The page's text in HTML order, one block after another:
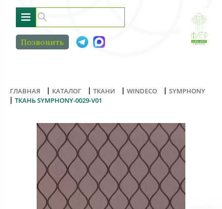
≡
Позвонить
ГЛАВНАЯ | КАТАЛОГ | ТКАНИ | WINDECO | SYMPHONY
| ТКАНЬ SYMPHONY-0029-V01